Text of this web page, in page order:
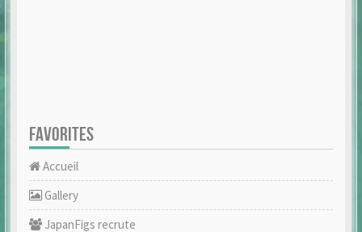
FAVORITES
Accueil
Gallery
JapanFigs recrute